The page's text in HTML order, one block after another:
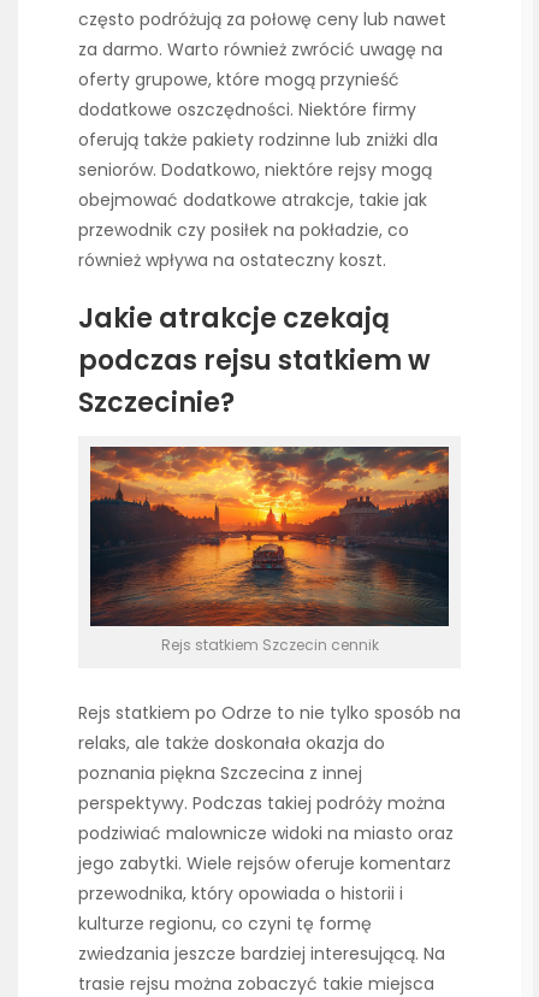
często podróżują za połowę ceny lub nawet
za darmo. Warto również zwrócić uwagę na
oferty grupowe, które mogą przynieść
dodatkowe oszczędności. Niektóre firmy
oferują także pakiety rodzinne lub zniżki dla
seniorów. Dodatkowo, niektóre rejsy mogą
obejmować dodatkowe atrakcje, takie jak
przewodnik czy posiłek na pokładzie, co
również wpływa na ostateczny koszt.
Jakie atrakcje czekają
podczas rejsu statkiem w
Szczecinie?
Rejs statkiem Szczecin cennik
Rejs statkiem po Odrze to nie tylko sposób na
relaks, ale także doskonała okazja do
poznania piękna Szczecina z innej
perspektywy. Podczas takiej podróży można
podziwiać malownicze widoki na miasto oraz
jego zabytki. Wiele rejsów oferuje komentarz
przewodnika, który opowiada o historii i
kulturze regionu, co czyni tę formę
zwiedzania jeszcze bardziej interesującą. Na
trasie rejsu można zobaczyć takie miejsca